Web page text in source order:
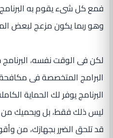
فمع كل شىء يقوم به
وهو ربما يكون مزعج لبعض
لكن فى الوقت نفسه،
البرامج المتخصصة فى مكافحة
البرنامج يوفر لك الحماية
ليس ذلك فقط، بل ويحميك من
قد تلحق الضرر بجهازك، من